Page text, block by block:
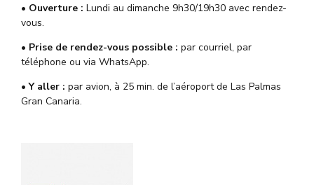
• Ouverture : Lundi au dimanche 9h30/19h30 avec rendez-
vous.
• Prise de rendez-vous possible : par courriel, par
téléphone ou via WhatsApp.
• Y aller : par avion, à 25 min. de l’aéroport de Las Palmas
Gran Canaria.